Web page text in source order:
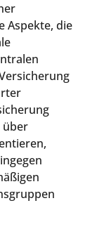
Aspekte, die
über